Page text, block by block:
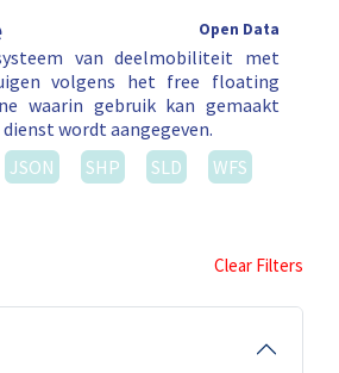
Open Data
van deelmobiliteit met
volgens het free floating
waarin gebruik kan gemaakt
wordt aangegeven.
JSON SHP SLD
WFS
Clear Filters